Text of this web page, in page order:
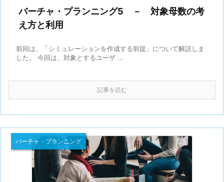
バーチャ・プランニング5 － 対象母数の考
え方と利用
前回は、「シミュレーションを作成する前提」について解説しま
した。 今回は、対象とするユーザ ...
記事を読む
バーチャ・プランニング